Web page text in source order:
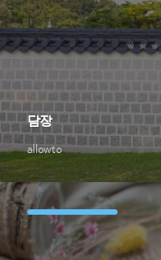
allowto
담장